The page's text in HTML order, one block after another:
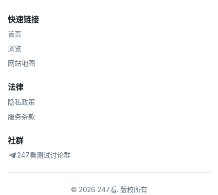
快速链接
首页
浏览
网站地图
法律
隐私政策
服务条款
社群
247看测试讨论群
© 2026 247看. 版权所有